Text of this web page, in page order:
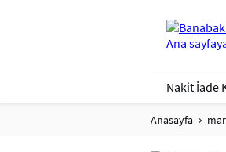
Nakit İade
Anasayfa